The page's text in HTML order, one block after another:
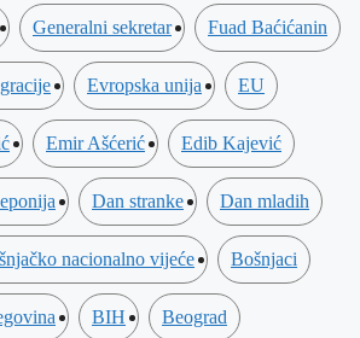
Generalni sekretar Fuad Baćićanin
Evropska unija EU
Emir Ašćerić Edib Kajević
Dan stranke Dan mladih
nacionalno vijeće Bošnjaci
BIH Beograd